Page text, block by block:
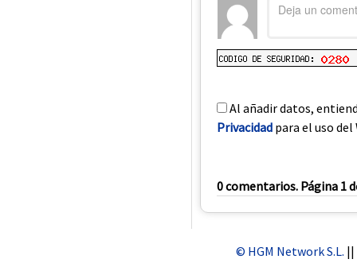
Al añadir datos,
Privacidad para el uso del
0 comentarios. Página 1
© HGM Network S.L. ||